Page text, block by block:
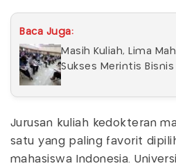
Baca Juga:
Masih Kuliah, Lima
Sukses Merintis Bisnis
Jurusan kuliah kedokteran
satu yang paling favorit
mahasiswa Indonesia.